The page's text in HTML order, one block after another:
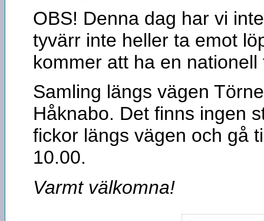
OBS! Denna dag har vi
tyvärr inte heller ta emot
kommer att ha en
Samling längs vägen
Håknabo. Det finns ingen
fickor längs vägen och gå
10.00.
Varmt välkomna!